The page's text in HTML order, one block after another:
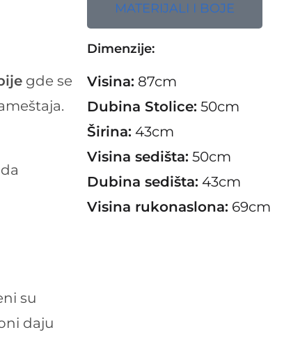
gde se
su
daju
MATERIJALI I BOJE
Dimenzije:
Visina: 87cm
Dubina Stolice: 50cm
Širina: 43cm
Visina sedišta: 50cm
Dubina sedišta: 43cm
Visina rukonaslona: 69cm